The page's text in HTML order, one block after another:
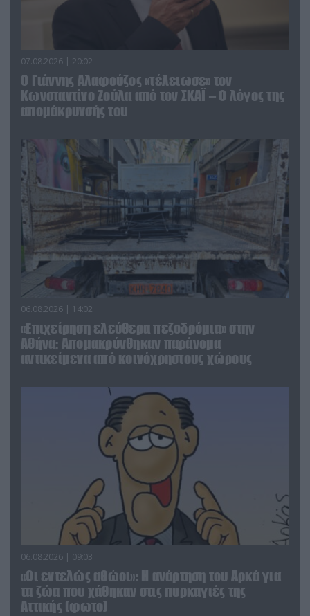
07.08.2026 | 20:02
Ο Γιάννης Αλαφούζος «τέλειωσε» τον
Κωνσταντίνο Ζούλα από τον ΣΚΑΪ – Ο λόγος της
απομάκρυνσής του
06.08.2026 | 14:02
«Επιχείρηση ελεύθερα πεζοδρόμια» στην
Αθήνα: Απομακρύνθηκαν παράνομα
αντικείμενα από κοινόχρηστους χώρους
06.08.2026 | 09:03
«Οι εντελώς αθώοι»: Η ανάρτηση του Αρκά για
τα ζώα που χάθηκαν στις πυρκαγιές της
Αττικής (φωτο)